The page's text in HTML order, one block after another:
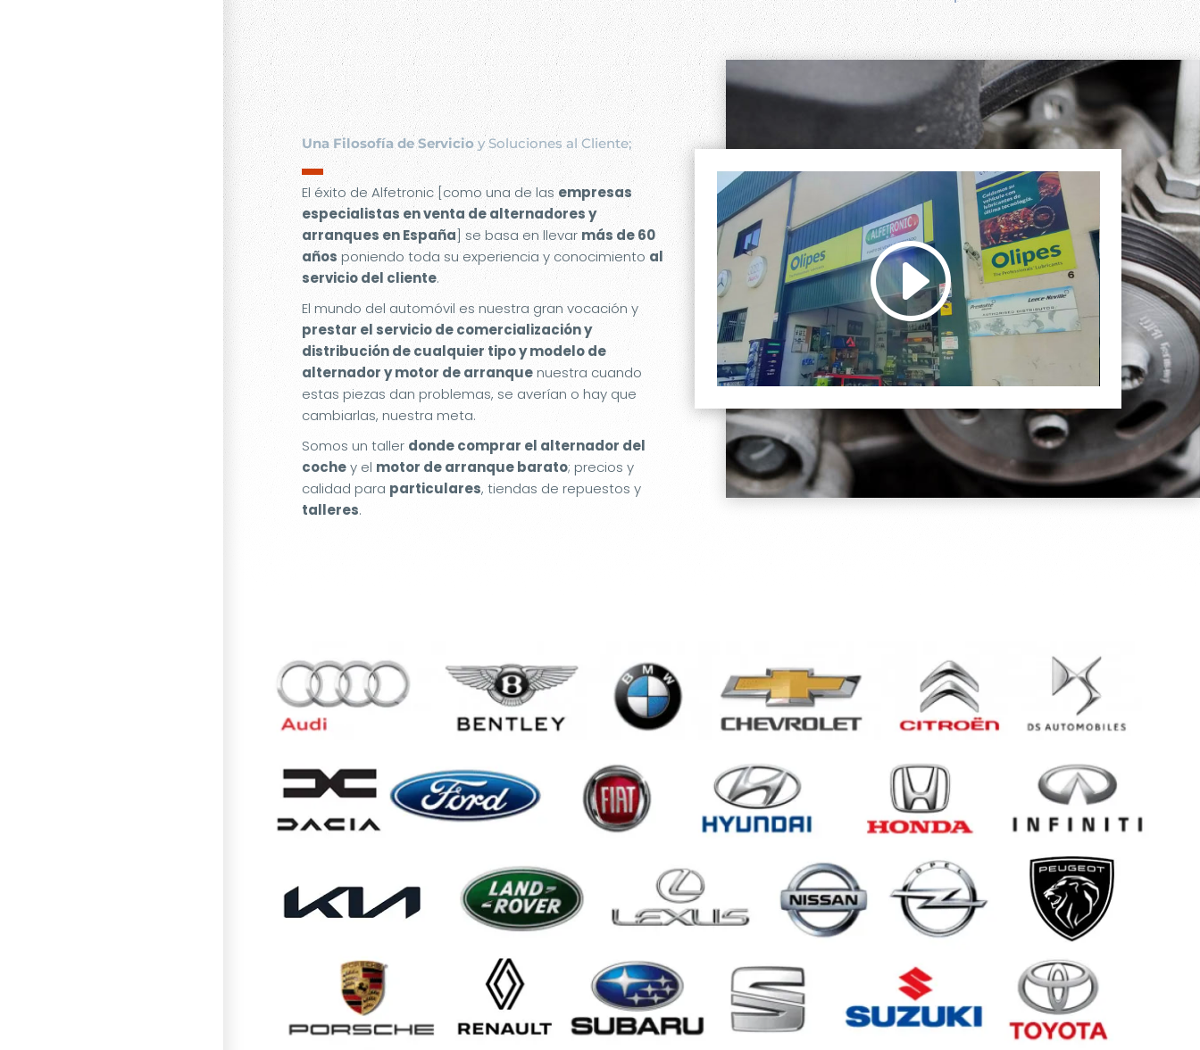
Una Filosofía de Servicioy Soluciones al Cliente;
▬
El éxito de Alfetronic [como una de lasempresas
especialistas en venta de alternadores y
arranques en España] se basa en llevarmás de 60
años poniendo toda su experiencia y conocimiento al
servicio del cliente.
El mundo del automóvil es nuestra gran vocación y
prestar el servicio de comercialización y
distribución de cualquier tipo y modelo de
alternador y motor de arranquenuestra cuando
estas piezas dan problemas, se averían o hay que
cambiarlas, nuestra meta.
Somos un taller donde comprar el alternador del
cochey el motor de arranque barato; precios y
calidad para particulares, tiendas de repuestos y
talleres.